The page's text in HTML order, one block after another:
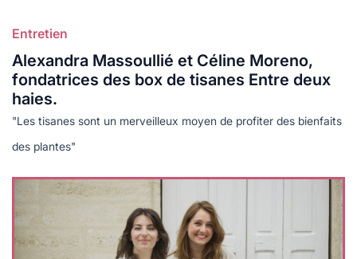
Entretien
Alexandra Massoullié et Céline Moreno,
fondatrices des box de tisanes Entre deux
haies.
"Les tisanes sont un merveilleux moyen de profiter des bienfaits
des plantes"